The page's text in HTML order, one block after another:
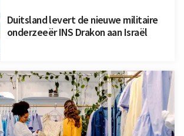
Duitsland levert de nieuwe militaire
onderzeeër INS Drakon aan Israël